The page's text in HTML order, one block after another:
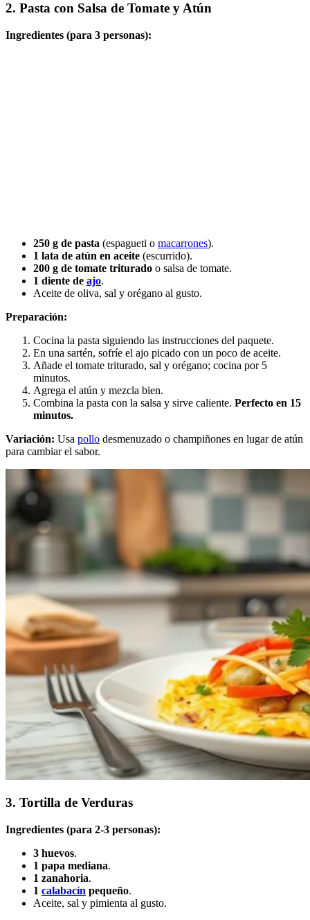
2. Pasta con Salsa de Tomate y Atún
Ingredientes (para 3 personas):
250 g de pasta (espagueti o macarrones).
1 lata de atún en aceite (escurrido).
200 g de tomate triturado o salsa de tomate.
1 diente de ajo.
Aceite de oliva, sal y orégano al gusto.
Preparación:
Cocina la pasta siguiendo las instrucciones del paquete.
En una sartén, sofríe el ajo picado con un poco de aceite.
Añade el tomate triturado, sal y orégano; cocina por 5
minutos.
Agrega el atún y mezcla bien.
Combina la pasta con la salsa y sirve caliente. Perfecto en 15
minutos.
Variación: Usa pollo desmenuzado o champiñones en lugar de atún
para cambiar el sabor.
3. Tortilla de Verduras
Ingredientes (para 2-3 personas):
3 huevos.
1 papa mediana.
1 zanahoria.
1 calabacín pequeño.
Aceite, sal y pimienta al gusto.